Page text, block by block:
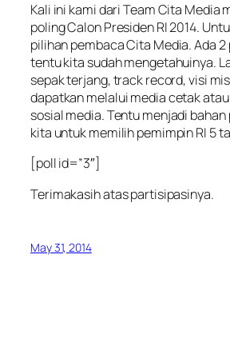
Kali ini kami dari Team Cita Media
poling Calon Presiden RI 2014.
pilihan pembaca Cita Media. Ada 2
tentu kita sudah mengetahuinya.
sepak terjang, track record, visi
dapatkan melalui media cetak
sosial media. Tentu menjadi
kita untuk memilih pemimpin RI 5
[poll id=”3″]
Terimakasih atas partisipasinya.
May 31, 2014